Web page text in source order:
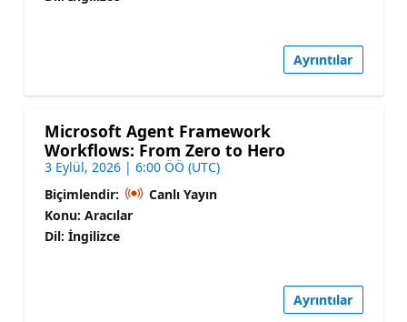
Ayrıntılar
Microsoft Agent Framework
Workflows: From Zero to Hero
3 Eylül, 2026 | 6:00 ÖÖ (UTC)
Biçimlendir:
Canlı Yayın
Konu: Aracılar
Dil: İngilizce
Ayrıntılar